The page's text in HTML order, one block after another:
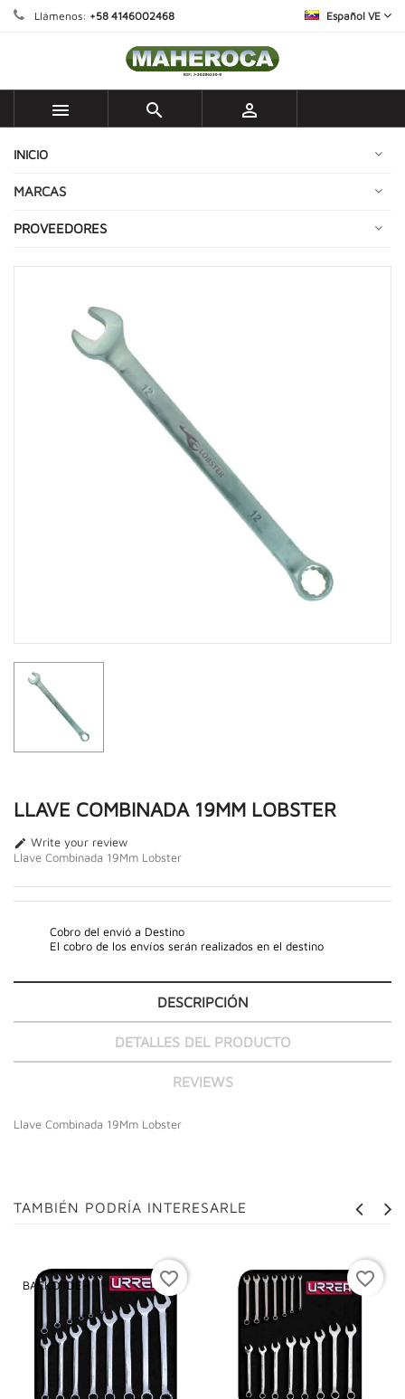
Llámenos: +58 4146002468 Español VE
  
INICIO
MARCAS
PROVEEDORES
LLAVE COMBINADA 19MM LOBSTER
 Write your review
Llave Combinada 19Mm Lobster
Cobro del envió a Destino
El cobro de los envíos serán realizados en el destino
DESCRIPCIÓN
DETALLES DEL PRODUCTO
REVIEWS
Llave Combinada 19Mm Lobster
TAMBIÉN PODRÍA INTERESARLE
BACKORDER favorite_border favorite_border